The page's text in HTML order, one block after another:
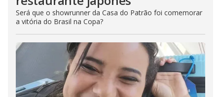
Será que o showrunner da Casa do Patrão foi comemorar
a vitória do Brasil na Copa?